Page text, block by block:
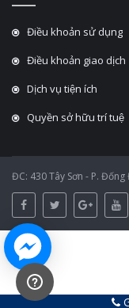
Điều khoản sử dụng
Điều khoản giao dịch
Dịch vụ tiện ích
Quyền sở hữu trí tuệ
ĐC: 430 Tây Sơn - P.